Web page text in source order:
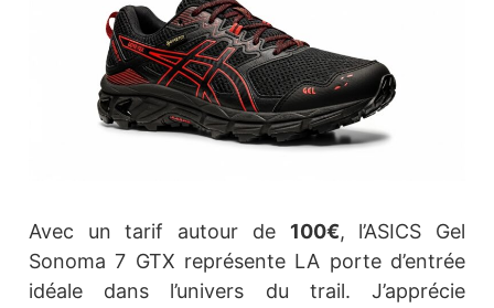
Avec un tarif autour de 100€, l’ASICS Gel
Sonoma 7 GTX représente LA porte d’entrée
idéale dans l’univers du trail. J’apprécie